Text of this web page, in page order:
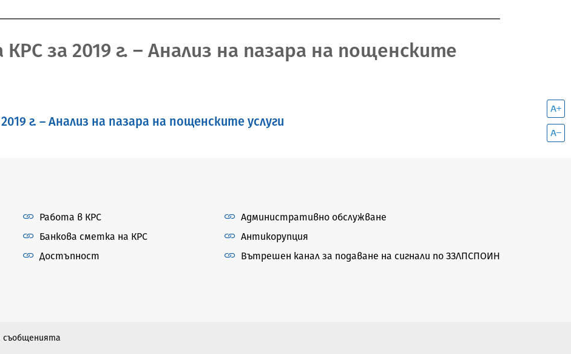
за 2019 г. – Анализ на пазара на пощенските
г. – Анализ на пазара на пощенските услуги
Работа в КРС
Банкова сметка на КРС
Достъпност
Административно обслужване
Антикорупция
Вътрешен канал за подаване на сигнали по ЗЗЛПСПОИН
съобщенията